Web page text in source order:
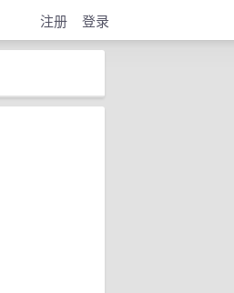
注册 登录